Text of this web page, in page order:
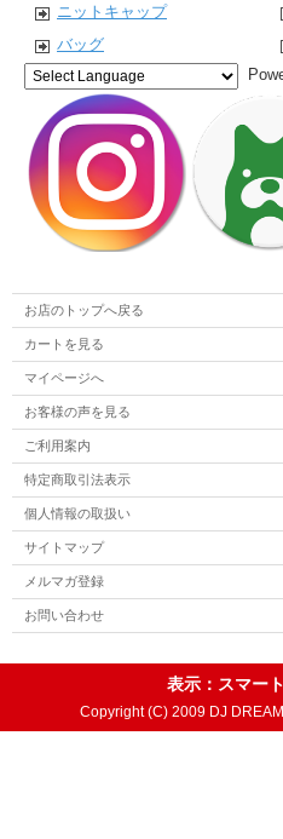
ニットキャップ
バッグ
お店のトップへ戻る
カートを見る
マイページへ
お客様の声を見る
ご利用案内
特定商取引法表示
個人情報の取扱い
サイトマップ
メルマガ登録
お問い合わせ
表示：スマー
Copyright (C) 2009 DJ